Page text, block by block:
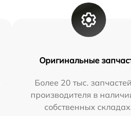
Оригинальные
Более 20 тыс.
производителя в
собственных